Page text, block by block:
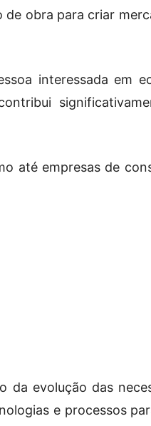
de obra para criar
interessada em
até empresas de
evolução das
e processos